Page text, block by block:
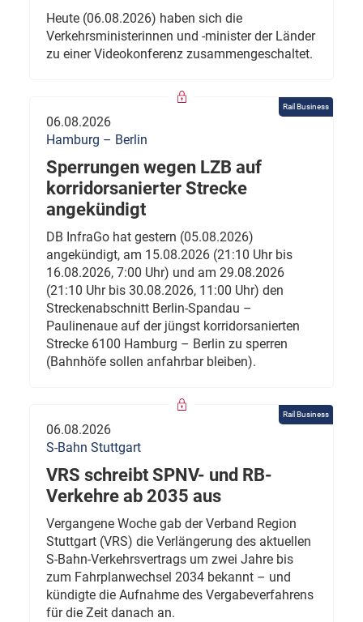
Heute (06.08.2026) haben sich die
Verkehrsministerinnen und -minister der Länder
zu einer Videokonferenz zusammengeschaltet.
Rail Business
06.08.2026
Hamburg – Berlin
Sperrungen wegen LZB auf
korridorsanierter Strecke
angekündigt
DB InfraGo hat gestern (05.08.2026)
angekündigt, am 15.08.2026 (21:10 Uhr bis
16.08.2026, 7:00 Uhr) und am 29.08.2026
(21:10 Uhr bis 30.08.2026, 11:00 Uhr) den
Streckenabschnitt Berlin-Spandau –
Paulinenaue auf der jüngst korridorsanierten
Strecke 6100 Hamburg – Berlin zu sperren
(Bahnhöfe sollen anfahrbar bleiben).
Rail Business
06.08.2026
S-Bahn Stuttgart
VRS schreibt SPNV- und RB-
Verkehre ab 2035 aus
Vergangene Woche gab der Verband Region
Stuttgart (VRS) die Verlängerung des aktuellen
S-Bahn-Verkehrsvertrags um zwei Jahre bis
zum Fahrplanwechsel 2034 bekannt – und
kündigte die Aufnahme des Vergabeverfahrens
für die Zeit danach an.